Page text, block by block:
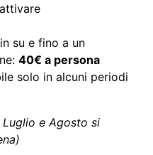
su e fino a un
40€ a persona
solo in alcuni periodi
Luglio e Agosto si